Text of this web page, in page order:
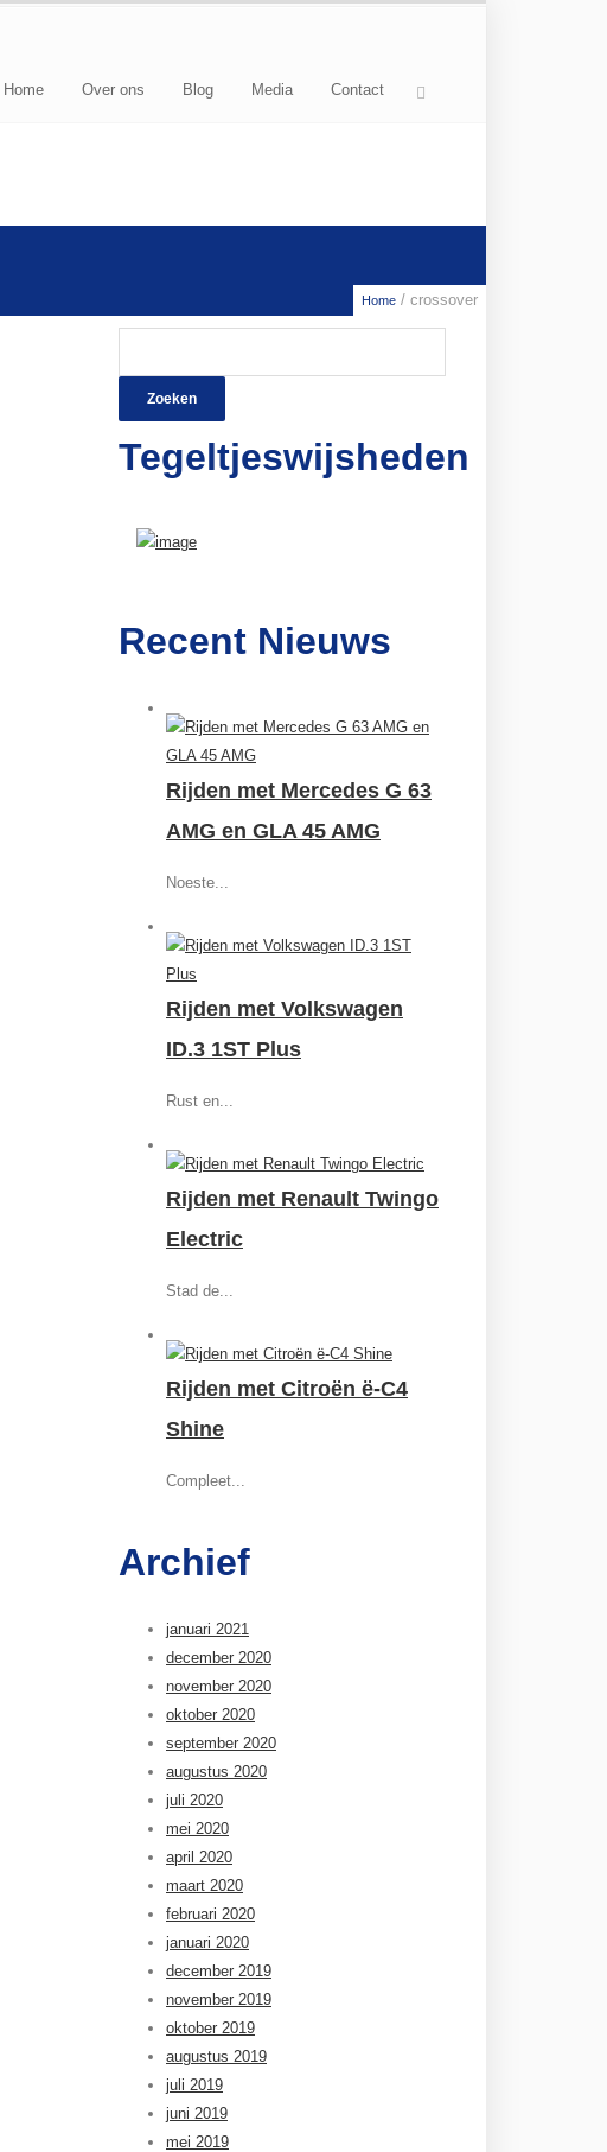
Home Over ons Blog Media Contact
Home / crossover
Tegeltjeswijsheden
Recent Nieuws
Rijden met Mercedes G 63
AMG en GLA 45 AMG
Noeste...
Rijden met Volkswagen
ID.3 1ST Plus
Rust en...
Rijden met Renault Twingo
Electric
Stad de...
Rijden met Citroën ë-C4
Shine
Compleet...
Archief
januari 2021
december 2020
november 2020
oktober 2020
september 2020
augustus 2020
juli 2020
mei 2020
april 2020
maart 2020
februari 2020
januari 2020
december 2019
november 2019
oktober 2019
augustus 2019
juli 2019
juni 2019
mei 2019